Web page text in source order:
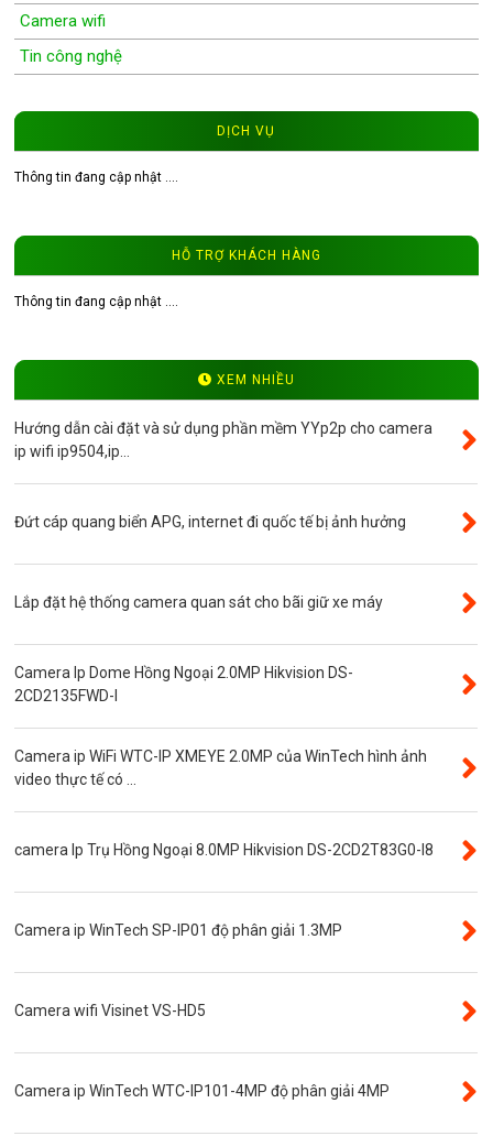
Camera wifi
Tin công nghệ
Đầu ghi hình camera
Đầu ghi camera WinTech
Máy bộ đàm
Bảng giá
Phụ kiện camera
Độ phân giải 3.0MP
Camera CVI WinTech
Camera ngụy trang
Đầu ghi camera ip
Giới thiệu
VR Camera
DỊCH VỤ
Thông tin đang cập nhật ....
HỖ TRỢ KHÁCH HÀNG
Thông tin đang cập nhật ....
XEM NHIỀU
Hướng dẫn cài đặt và sử dụng phần mềm YYp2p cho camera
ip wifi ip9504,ip...
Đứt cáp quang biển APG, internet đi quốc tế bị ảnh hưởng
Lắp đặt hệ thống camera quan sát cho bãi giữ xe máy
Camera Ip Dome Hồng Ngoại 2.0MP Hikvision DS-
2CD2135FWD-I
Camera ip WiFi WTC-IP XMEYE 2.0MP của WinTech hình ảnh
video thực tế có ...
camera Ip Trụ Hồng Ngoại 8.0MP Hikvision DS-2CD2T83G0-I8
Camera ip WinTech SP-IP01 độ phân giải 1.3MP
Camera wifi Visinet VS-HD5
Camera ip WinTech WTC-IP101-4MP độ phân giải 4MP